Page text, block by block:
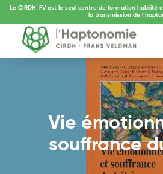
Le CIRDH-FV est le seul centre de formation habilité
la transmission de
Vie
souffrance